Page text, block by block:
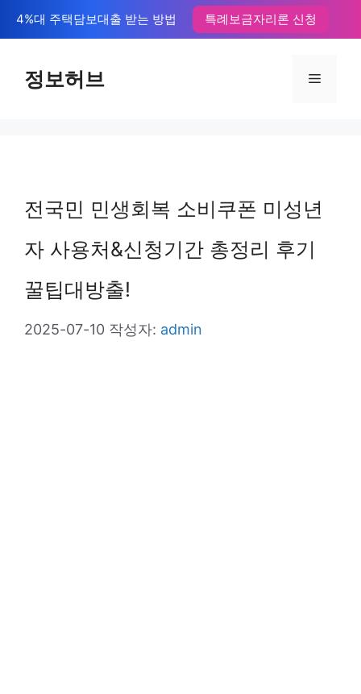
텐
4%대 주택담보대출 받는 방법 특례보금자리론 신청
정보허브 메
전국민 민생회복 소비쿠폰 미성년
자 사용처&신청기간 총정리 후기
꿀팁대방출!
2025-07-10 작성자: admin